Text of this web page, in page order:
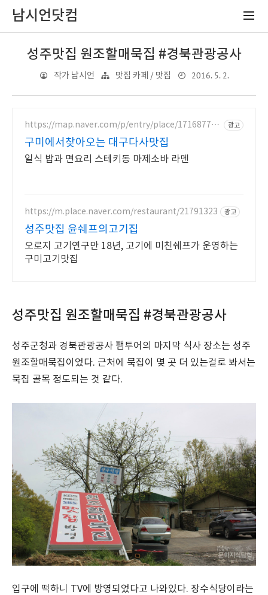
남시언닷컴
성주맛집 원조할매묵집 #경북관광공사
작가 남시언 맛집 카페 / 맛집 2016. 5. 2.
https://map.naver.com/p/entry/place/171687729
광고
구미에서찾아오는 대구다사맛집
일식 밥과 면요리 스테키동 마제소바 라멘
https://m.place.naver.com/restaurant/21791323 광고
성주맛집 윤쉐프의고기집
오로지 고기연구만 18년, 고기에 미친쉐프가 운영하는
구미고기맛집
성주맛집 원조할매묵집 #경북관광공사
성주군청과 경북관광공사 팸투어의 마지막 식사 장소는 성주
원조할매묵집이었다. 근처에 묵집이 몇 곳 더 있는걸로 봐서는
묵집 골목 정도되는 것 같다.
입구에 떡하니 TV에 방영되었다고 나와있다. 장수식당이라는